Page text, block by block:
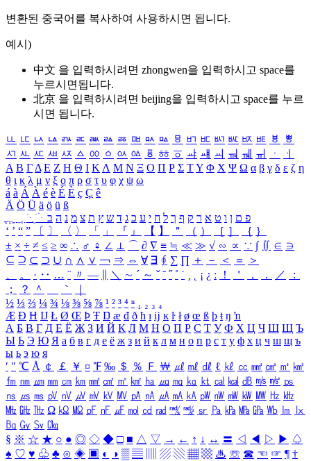
변환된 중국어를 복사하여 사용하시면 됩니다.
예시)
中文 을 입력하시려면 zhongwen을 입력하시고 space를
누르시면됩니다.
北京 을 입력하시려면 beijing을 입력하시고 space를 누르
시면 됩니다.
ㅥ ㅦ ㅧ ㅨ ㅩ ㅪ ㅫ ㅬ ㅭ ㅮ ㅯ ㅰ ㅱ ㅲ ㅳ ㅴ ㅵ ㅶ ㅷ ㅸ
ㅹ
ㅺ ㅻ ㅼ ㅽ ㅾ ㅿ ㆀ ㆁ ㆂ ㆃ ㆄ ㆅ ㆆ ㆇ ㆈ ㆉ ㆊ ㆋ ㆌ ㆍ
ㆎ
Α Β ΓΔ Ε Ζ Η Θ Ι ΚΛ Μ Ν Ξ Ο Π Ρ Σ ΤΥ Φ Χ Ψ Ω α β γ δ ε ζ η
θ ι κ λ μ ν ξ ο π ρ σ τ υ φ χ ψ ω
á à Á À é è É È ç Ç ê
Ä Ö Ü ä ö ü ß
ִֶֹ ֻּ ׁׂ פ ם ן ו ט א ר ק ף ך ל ח י ע כ ג ד ש ץ ת צ מ נ ה ב
‘ ’ “ ” 〔 〕 〈 〉 「 」 『 』 【 】 ＂ （ ） ［ ］ ｛ ｝
± × ÷ ≠ ≤ ≥ ∞ ∴ ♂ ♀ ∠ ⊥ ⌒ ∂ ∇ ≡ ≒ ≪ ≫ √ ∽ ∝ ∵ ∫ ∬ ∈ ∋
⊆ ⊇ ⊂ ⊃ ∪ ∩ ∧ ∨ ￢ ⇒ ⇔ ∀ ∃ ∮ ∑ ∏ ＋ － ＜ ＝
＞
、
。 · ‥ … ¨ 〃 ― ＼ ∼ ´ ～ ˇ ˘ ˝ ˚ ˙ ¸ ¡ ¿ ː ！ ＇ ， ． ／
：
；
？ ＾ ｀
½ ⅓ ⅔ ¼ ¾ ⅛ ⅜ ⅝ ⅞ ¹ ² ³ ⁴ ⁿ ₁ ₂ ₃ ₄
Æ Ð Ħ Ĳ Ł Ø Œ Þ Ŧ Ŋ æ đ ð ħ ı ĳ ĸ ŀ ł ø œ ß þ ŧ ŋ ŉ
А Б В Г Д Е Ё Ж З И Й К Л М Н О П Р С Т У Ф Х Ц Ч Ш Щ Ъ
Ы Ь Э Ю Я а б в г д е ё ж з и й к л м н о п р с т у ф х ц ч ш щ ъ
ы ь э ю я
′ ″ ℃ Å ￠ ￡ ￥ ¤ ℉ ‰ ＄ ％ Ｆ ￦ ㎕ ㎖ ㎗ ℓ ㎘ ㏄ ㎣ ㎤ ㎥ ㎦
㎙ ㎚ ㎛ ㎜ ㎝ ㎞ ㎟ ㎠ ㎡ ㎢ ㏊ ㎍ ㎎ ㎏ ㏏ ㎈ ㎉ ㏈ ㎧ ㎨ ㎰
㎱ ㎲ ㎳ ㎴ ㎵ ㎶ ㎷ ㎸ ㎹ ㎀ ㎁ ㎂ ㎃ ㎄ ㎺ ㎻ ㎽ ㎾ ㎿ ㎐ ㎑
㎒ ㎓ ㎔ Ω ㏀ ㏁ ㎊ ㎋ ㎌ ㏖ ㏅ ㎭ ㎮ ㎯ ㏛ ㎩ ㎪ ㎫ ㎬ ㏝ ㏐
㏓
㏃ ㏉ ㏜ ㏆
§ ※ ☆ ★ ○ ● ◎ ◇ ◆ □ ■ △ ▽ → ← ↑ ↓ ↔ 〓 ◁ ◀ ▷ ▶ ♤
♠ ♡ ♥ ♧ ♣ ⊙ ◈ ▣ ◐ ◑ ▒ ▤ ▨ ▧ ▦ ▩ ♨ ☏ ☎ ☜ ☞ ¶ †